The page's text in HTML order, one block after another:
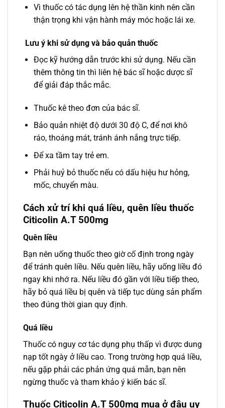
Vì thuốc có tác dụng lên hệ thần kinh nên cần
thận trọng khi vận hành máy móc hoặc lái xe.
Lưu ý khi sử dụng và bảo quản thuốc
Đọc kỹ hướng dẫn trước khi sử dụng. Nếu cần
thêm thông tin thì liên hệ bác sĩ hoặc dược sĩ
để giải đáp thắc mắc.
Thuốc kê theo đơn của bác sĩ.
Bảo quản nhiệt độ dưới 30 độ C, để nơi khô
ráo, thoáng mát, tránh ánh nắng trực tiếp.
Để xa tầm tay trẻ em.
Phải huỷ bỏ thuốc nếu có dấu hiệu hư hỏng,
mốc, chuyển màu.
Cách xử trí khi quá liều, quên liều thuốc
Citicolin A.T 500mg
Quên liều
Bạn nên uống thuốc theo giờ cố định trong ngày
để tránh quên liều. Nếu quên liều, hãy uống liều đó
ngay khi nhớ ra. Nếu liều đó gần với liều tiếp theo,
hãy bỏ quá liều bị quên và tiếp tục dùng sản phẩm
theo đúng thời gian quy định.
Quá liều
Thuốc có nguy cơ tác dụng phụ thấp vì được dung
nạp tốt ngày ở liều cao. Trong trường hợp quá liều,
nếu gặp phải các phản ứng quá mẫn, bạn nên
ngừng thuốc và tham khảo ý kiến bác sĩ.
Thuốc Citicolin A.T 500mg mua ở đâu uy